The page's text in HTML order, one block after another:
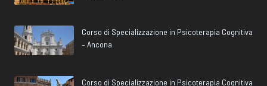
Corso di Specializzazione in Psicoterapia Cognitiva
– Ancona
Corso di Specializzazione in Psicoterapia Cognitiva